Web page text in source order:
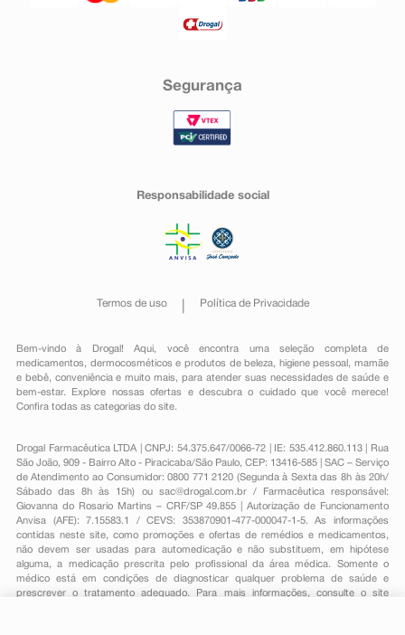
Segurança
Responsabilidade social
Termos de uso Política de Privacidade
Bem-vindo à Drogal! Aqui, você encontra uma seleção completa de
medicamentos , dermocosméticos e produtos de beleza, higiene pessoal ,mamãe
e bebê, conveniênciae muito mais, para atender suas necessidades de saúde e
bem-estar. Explore nossas ofertas e descubra o cuidado que você merece!
Confira todas as categorias do site.
Drogal Farmacêutica LTDA | CNPJ: 54.375.647/0066-72 | IE: 535.412.860.113 | Rua
São João, 909 - Bairro Alto - Piracicaba/São Paulo, CEP: 13416-585 | SAC – Serviço
de Atendimento ao Consumidor: 0800 771 2120 (Segunda à Sexta das 8h às 20h/
Sábado das 8h às 15h) ou sac@drogal.com.br/ Farmacêutica responsável:
Giovanna do Rosario Martins – CRF/SP 49.855 | Autorização de Funcionamento
Anvisa (AFE): 7.15583.1 / CEVS: 353870901-477-000047-1-5. As informações
contidas neste site, como promoções e ofertas de remédios e medicamentos,
não devem ser usadas para automedicação e não substituem, em hipótese
alguma, a medicação prescrita pelo profissional da área médica. Somente o
médico está em condições de diagnosticar qualquer problema de saúde e
prescrever o tratamento adequado. Para mais informações, consulte o site